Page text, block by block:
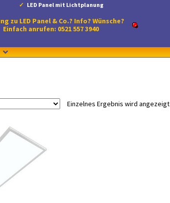
LED Panel mit Lichtplanung
zu LED Panel & Co.? Info? Wünsche?
Einfach anrufen: 0521 557 3940
Einzelnes Ergebnis wird angezeigt